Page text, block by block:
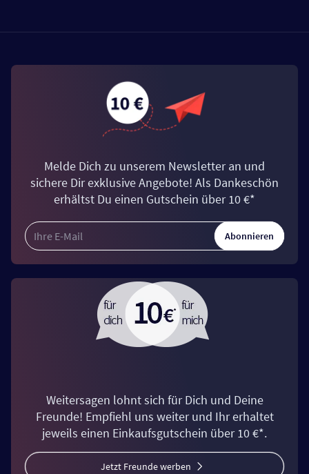
Melde Dich zu unserem Newsletter an und
sichere Dir exklusive Angebote! Als Dankeschön
erhältst Du einen Gutschein über 10 €*
Abonnieren
Weitersagen lohnt sich für Dich und Deine
Freunde! Empfiehl uns weiter und Ihr erhaltet
jeweils einen Einkaufsgutschein über 10 €*.
Jetzt Freunde werben